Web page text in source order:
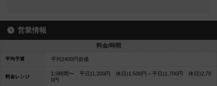
営業情報
料金/時間
平均予算 平均2400円前後
料金レンジ
1.5時間〜 平日)1,200円 休日)1.500円～平日)1,700円 休日)2,70
0円